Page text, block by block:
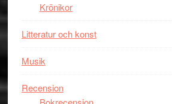
Krönikor
Litteratur och konst
Musik
Recension